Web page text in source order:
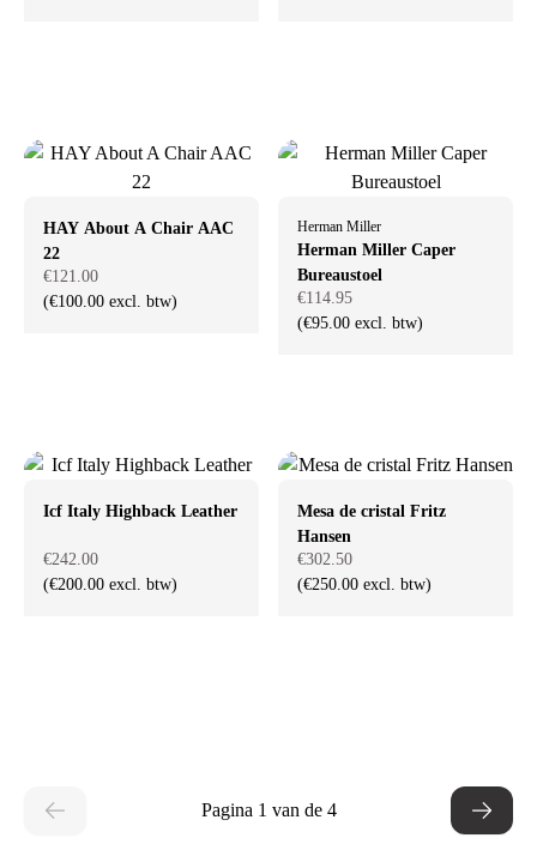
HAY About A Chair AAC
22
€121.00
(€100.00 excl. btw)
Herman Miller
Herman Miller Caper
Bureaustoel
€114.95
(€95.00 excl. btw)
Icf Italy Highback Leather
€242.00
(€200.00 excl. btw)
Mesa de cristal Fritz
Hansen
€302.50
(€250.00 excl. btw)
Pagina 1 van de 4